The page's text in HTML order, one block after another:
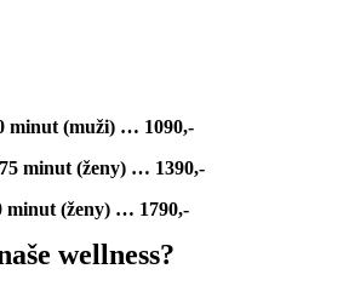
minut (muži) … 1090,-
minut (ženy) … 1390,-
minut (ženy) … 1790,-
wellness?